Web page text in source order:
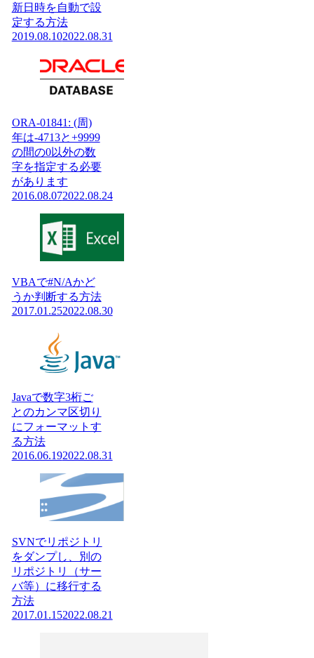
新日時を自動で設
定する方法
2019.08.102022.08.31
ORA-01841: (周)
年は-4713と+9999
の間の0以外の数
字を指定する必要
があります
2016.08.072022.08.24
VBAで#N/Aかど
うか判断する方法
2017.01.252022.08.30
Javaで数字3桁ご
とのカンマ区切り
にフォーマットす
る方法
2016.06.192022.08.31
SVNでリポジトリ
をダンプし、別の
リポジトリ（サー
バ等）に移行する
方法
2017.01.152022.08.21